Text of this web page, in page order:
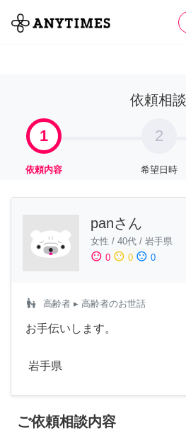
全て
依頼相談
1
依頼内容
2
希望日時
panさん
女性 / 40代 / 岩手県
sentiment_satisfied 0 sentiment_neutral 0 sentiment_dissatisfied 0
escalator_warning 高齢者 ▸ 高齢者のお世話
お手伝いします。
岩手県
ご依頼相談内容